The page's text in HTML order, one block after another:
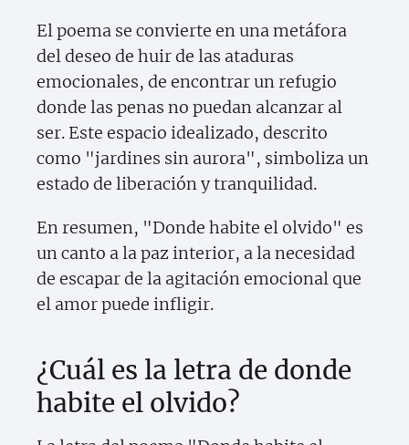
El poema se convierte en una metáfora
del deseo de huir de las ataduras
emocionales, de encontrar un refugio
donde las penas no puedan alcanzar al
ser. Este espacio idealizado, descrito
como "jardines sin aurora", simboliza un
estado de liberación y tranquilidad.
En resumen, "Donde habite el olvido" es
un canto a la paz interior, a la necesidad
de escapar de la agitación emocional que
el amor puede infligir.
¿Cuál es la letra de donde
habite el olvido?